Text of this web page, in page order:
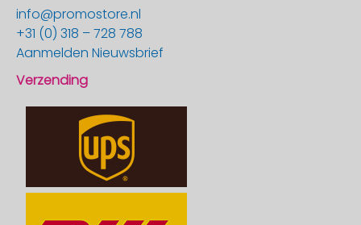
info@promostore.nl
+31 (0) 318 – 728 788
Aanmelden Nieuwsbrief
Verzending